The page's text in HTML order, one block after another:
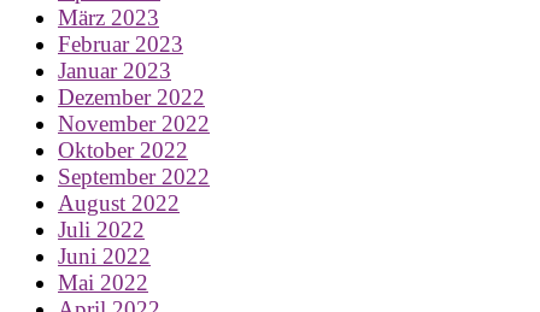
März 2023
Februar 2023
Januar 2023
Dezember 2022
November 2022
Oktober 2022
September 2022
August 2022
Juli 2022
Juni 2022
Mai 2022